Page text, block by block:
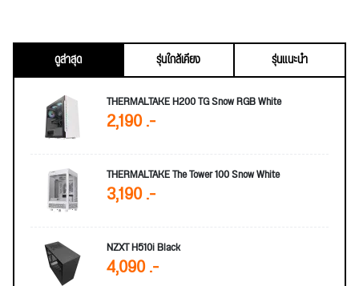
ดูล่าสุด รุ่นใกล้เคียง
รุ่นแนะนำ
THERMALTAKE H200 TG Snow RGB White
2,190 .-
THERMALTAKE The Tower 100 Snow White
3,190 .-
NZXT H510i Black
4,090 .-